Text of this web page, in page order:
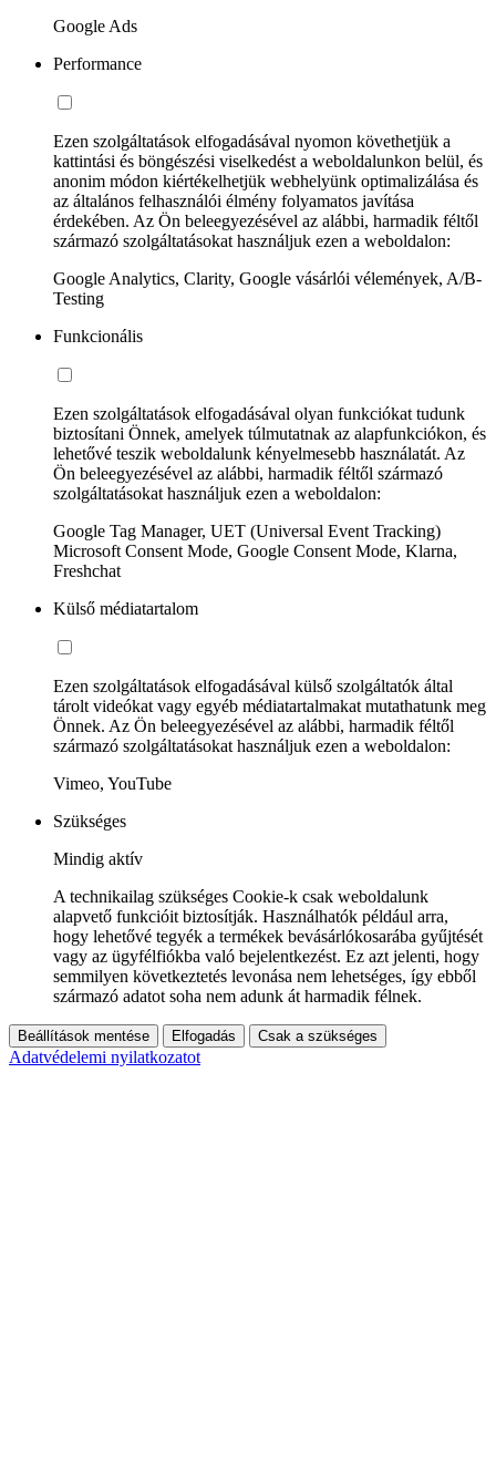
Google Ads
Performance
Ezen szolgáltatások elfogadásával nyomon követhetjük a
kattintási és böngészési viselkedést a weboldalunkon belül, és
anonim módon kiértékelhetjük webhelyünk optimalizálása és
az általános felhasználói élmény folyamatos javítása
érdekében. Az Ön beleegyezésével az alábbi, harmadik féltől
származó szolgáltatásokat használjuk ezen a weboldalon:
Google Analytics, Clarity, Google vásárlói vélemények, A/B-
Testing
Funkcionális
Ezen szolgáltatások elfogadásával olyan funkciókat tudunk
biztosítani Önnek, amelyek túlmutatnak az alapfunkciókon, és
lehetővé teszik weboldalunk kényelmesebb használatát. Az
Ön beleegyezésével az alábbi, harmadik féltől származó
szolgáltatásokat használjuk ezen a weboldalon:
Google Tag Manager, UET (Universal Event Tracking)
Microsoft Consent Mode, Google Consent Mode, Klarna,
Freshchat
Külső médiatartalom
Ezen szolgáltatások elfogadásával külső szolgáltatók által
tárolt videókat vagy egyéb médiatartalmakat mutathatunk meg
Önnek. Az Ön beleegyezésével az alábbi, harmadik féltől
származó szolgáltatásokat használjuk ezen a weboldalon:
Vimeo, YouTube
Szükséges
Mindig aktív
A technikailag szükséges Cookie-k csak weboldalunk
alapvető funkcióit biztosítják. Használhatók például arra,
hogy lehetővé tegyék a termékek bevásárlókosarába gyűjtését
vagy az ügyfélfiókba való bejelentkezést. Ez azt jelenti, hogy
semmilyen következtetés levonása nem lehetséges, így ebből
származó adatot soha nem adunk át harmadik félnek.
Beállítások mentése Elfogadás Csak a szükséges
Adatvédelemi nyilatkozatot